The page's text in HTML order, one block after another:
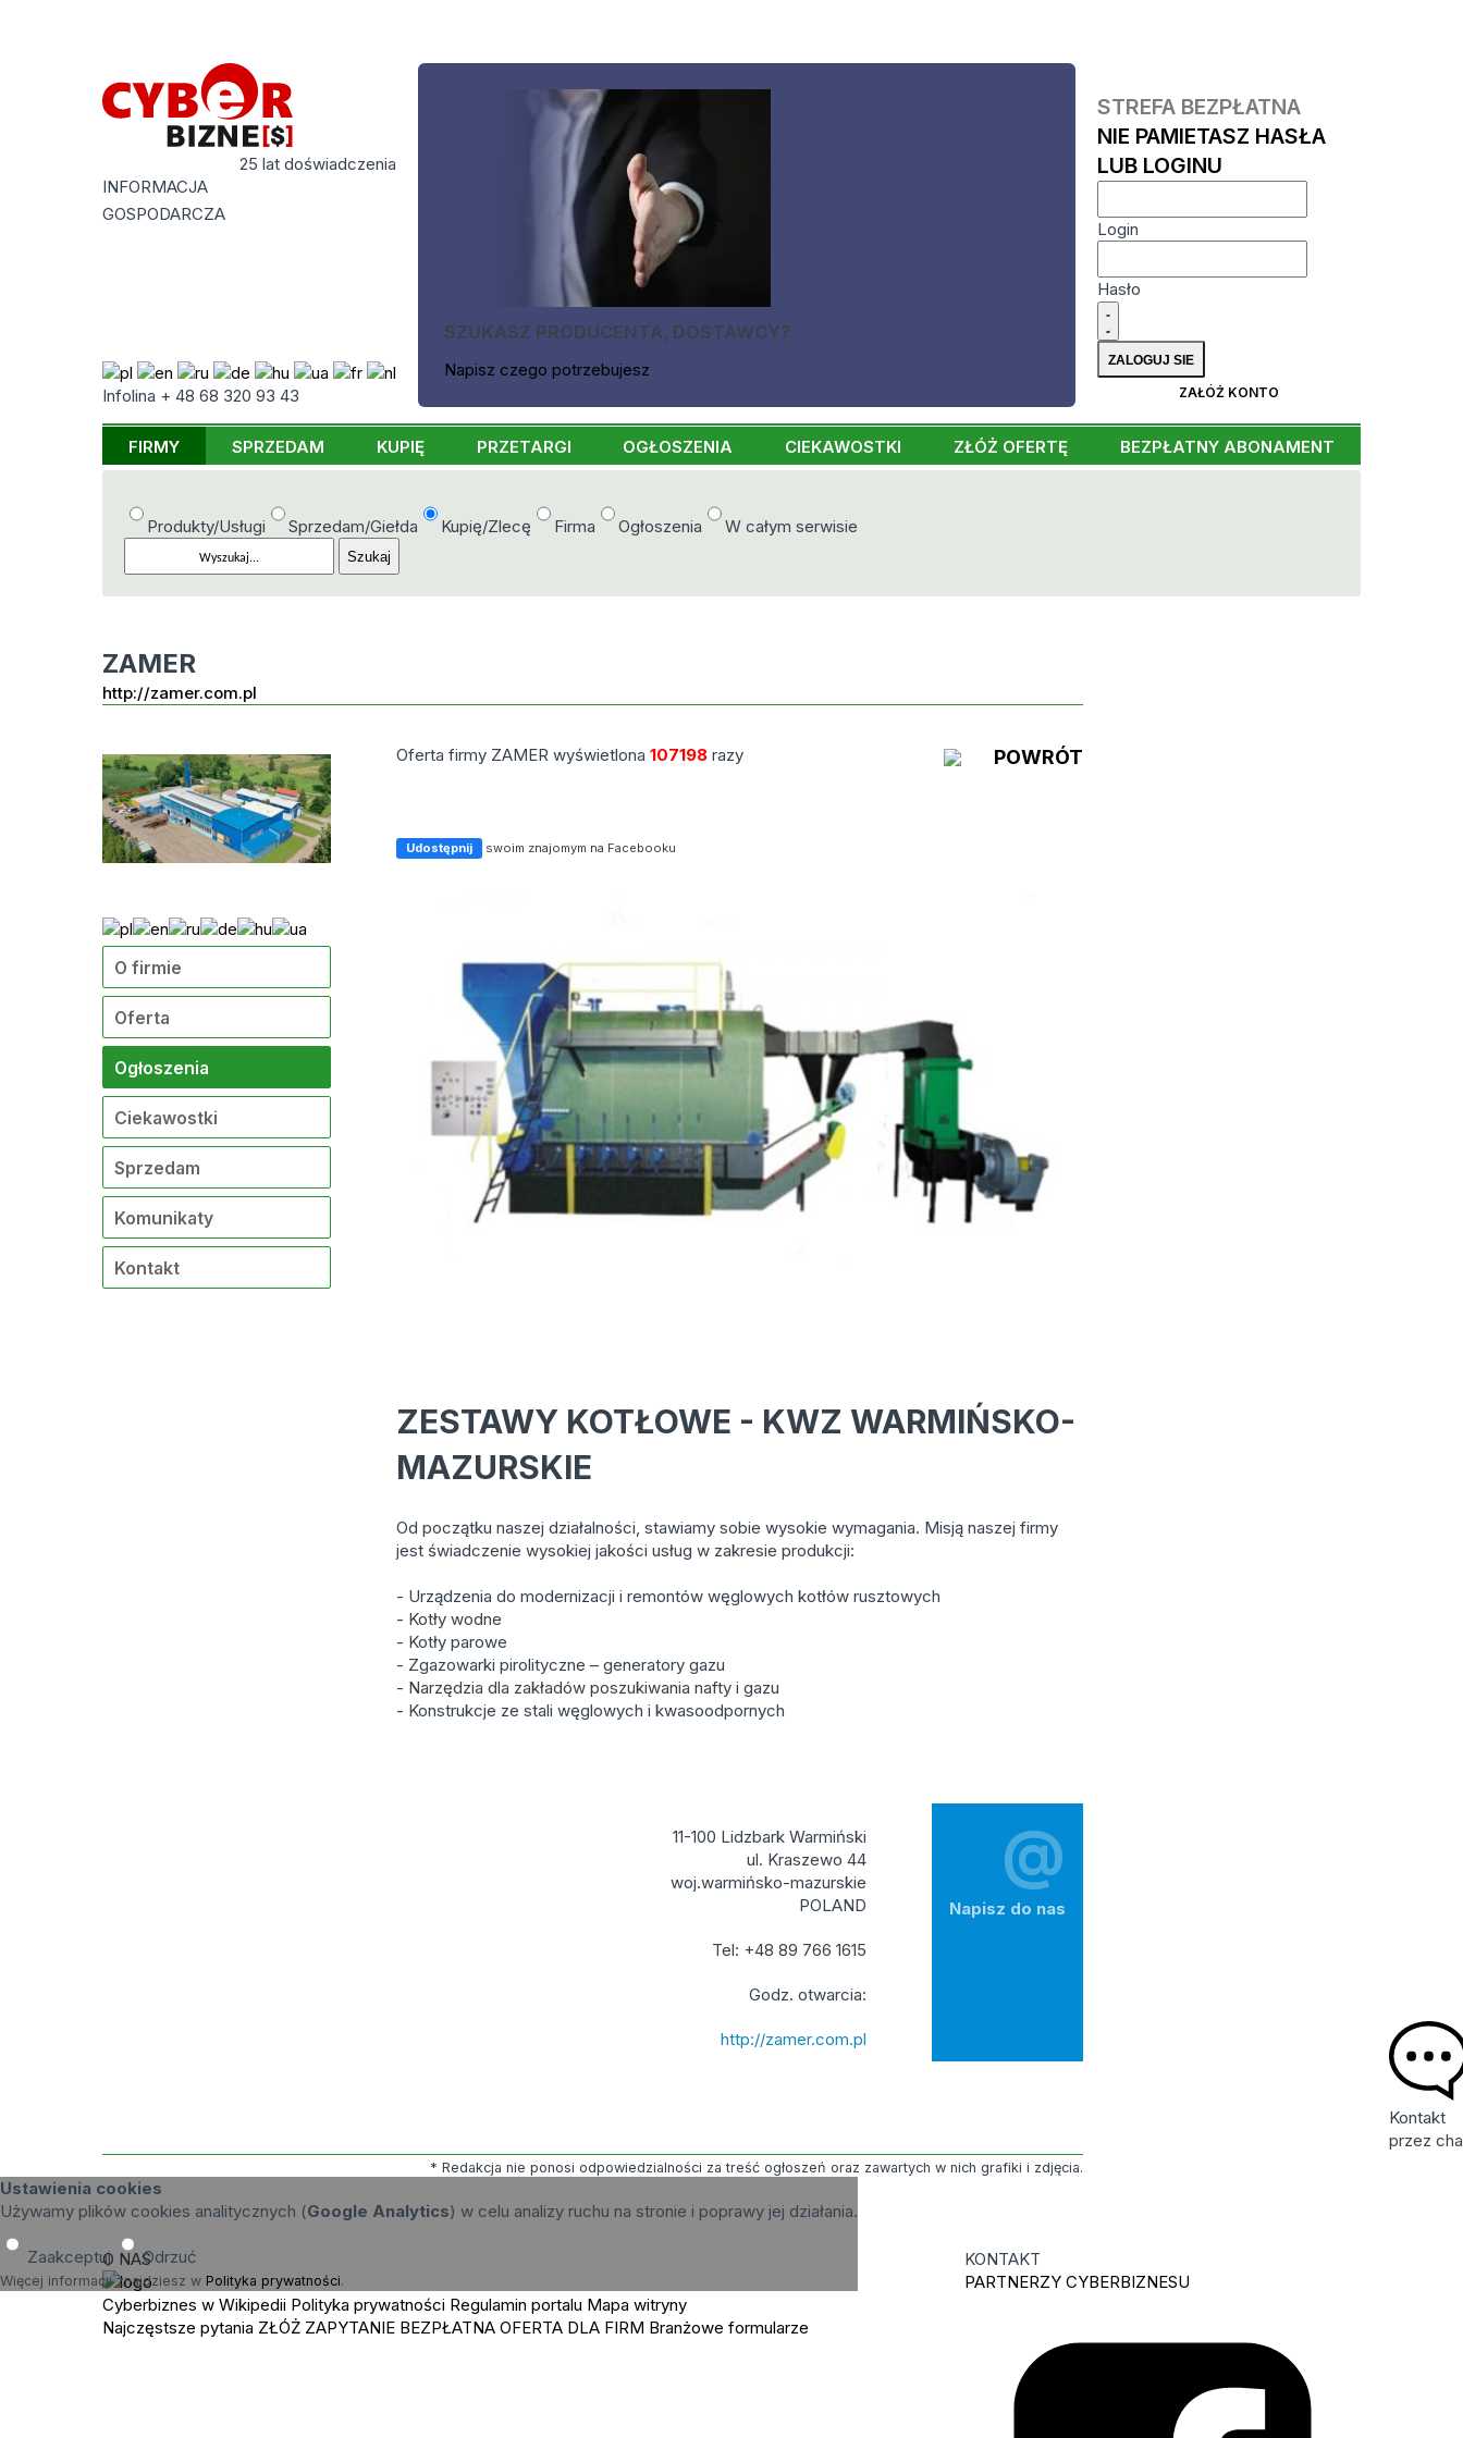
25 lat doświadczenia
INFORMACJA
GOSPODARCZA
Infolina + 48 68 320 93 43
SZUKASZ PRODUCENTA, DOSTAWCY?
Napisz czego potrzebujesz
STREFA BEZPŁATNA
NIE PAMIETASZ HASŁA
LUB LOGINU
Login
Hasło
ZAŁÓŻ KONTO
FIRMY SPRZEDAM KUPIĘ PRZETARGI OGŁOSZENIA CIEKAWOSTKI ZŁÓŻ OFERTĘ BEZPŁATNY ABONAMENT
Produkty/Usługi Sprzedam/Giełda Kupię/Zlecę Firma Ogłoszenia W całym serwisie
ZAMER
http://zamer.com.pl
O firmie
Oferta
Ogłoszenia
Ciekawostki
Sprzedam
Komunikaty
Kontakt
Oferta firmy ZAMER wyświetlona107198 razy POWRÓT
Udostępnij swoim znajomym na Facebooku
ZESTAWY KOTŁOWE - KWZ WARMIŃSKO-
MAZURSKIE
Od początku naszej działalności, stawiamy sobie wysokie wymagania. Misją naszej firmy
jest świadczenie wysokiej jakości usług w zakresie produkcji:
- Urządzenia do modernizacji i remontów węglowych kotłów rusztowych
- Kotły wodne
- Kotły parowe
- Zgazowarki pirolityczne – generatory gazu
- Narzędzia dla zakładów poszukiwania nafty i gazu
- Konstrukcje ze stali węglowych i kwasoodpornych
11-100 Lidzbark Warmiński
ul. Kraszewo 44
woj.warmińsko-mazurskie
POLAND
Tel: +48 89 766 1615
Godz. otwarcia:
http://zamer.com.pl
@
Napisz do nas
* Redakcja nie ponosi odpowiedzialności za treść ogłoszeń oraz zawartych w nich grafiki i zdjęcia.
Kontakt
przez
Ustawienia cookies
Używamy plików cookies analitycznych (Google Analytics) w celu analizy ruchu na stronie i poprawy jej działania.
Zaakceptuj Odrzuć
Więcej informacji znajdziesz w Polityka prywatności.
O NAS
Cyberbiznes w Wikipedii Polityka prywatności Regulamin portalu Mapa witryny
Najczęstsze pytania ZŁÓŻ ZAPYTANIE BEZPŁATNA OFERTA DLA FIRM Branżowe formularze
KONTAKT
PARTNERZY CYBERBIZNESU